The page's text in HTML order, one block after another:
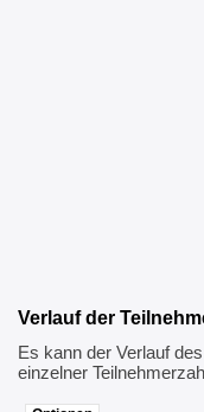
Verlauf der
Es kann der Verlauf
einzelner